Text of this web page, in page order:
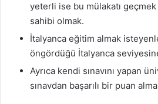
yeterli ise bu mülakatı geçmek
sahibi olmak.
İtalyanca eğitim almak
öngördüğü İtalyanca
Ayrıca kendi sınavını yapan
sınavdan başarılı bir puan